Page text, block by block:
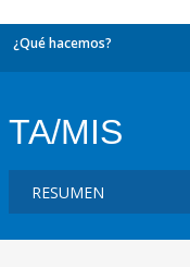
¿Qué hacemos?
TA/MIS